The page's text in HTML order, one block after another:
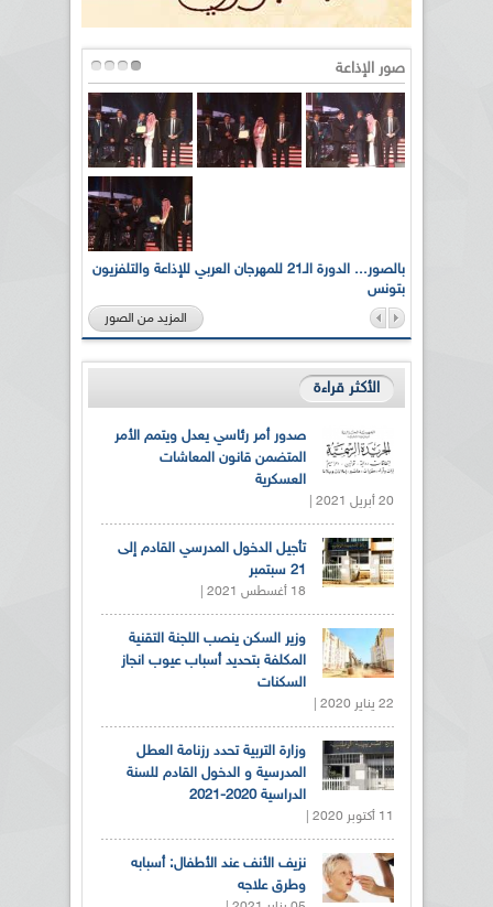
صور الإذاعة
بالصور... الدورة الـ21 للمهرجان العربي للإذاعة والتلفزيون
بتونس
المزيد من الصور
الأكثر قراءة
صدور أمر رئاسي يعدل ويتمم الأمر
المتضمن قانون المعاشات
العسكرية
20 أبريل 2021 |
تأجيل الدخول المدرسي القادم إلى
21 سبتمبر
18 أغسطس 2021 |
وزير السكن ينصب اللجنة التقنية
المكلفة بتحديد أسباب عيوب انجاز
السكنات
22 يناير 2020 |
وزارة التربية تحدد رزنامة العطل
المدرسية و الدخول القادم للسنة
الدراسية 2020-2021
11 أكتوبر 2020 |
نزيف الأنف عند الأطفال: أسبابه
وطرق علاجه